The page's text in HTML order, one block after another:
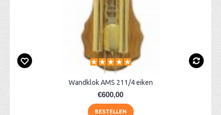
Wandklok AMS 211/4 eiken
€600,00
BESTELLEN